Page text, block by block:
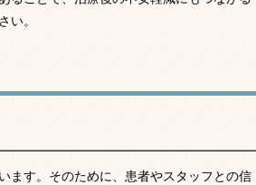
い。
ます。そのために、患者やスタッフとの信